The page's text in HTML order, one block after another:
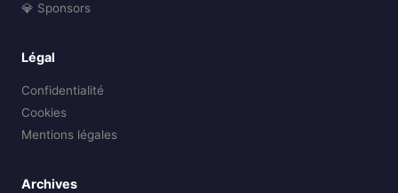
💎 Sponsors
Légal
Confidentialité
Cookies
Mentions légales
Archives